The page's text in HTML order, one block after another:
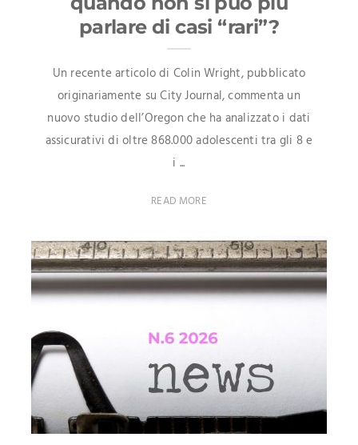
parlare di casi “rari”?
Un recente articolo di Colin Wright, pubblicato
originariamente su City Journal, commenta un
nuovo studio dell’Oregon che ha analizzato i dati
assicurativi di oltre 868.000 adolescenti tra gli 8 e
i ...
READ MORE